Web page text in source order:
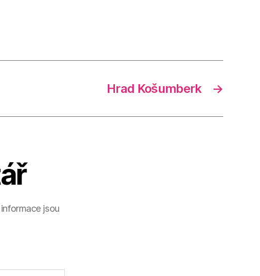
→
Hrad Košumberk
jsou